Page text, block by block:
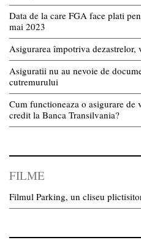
Data de la care FGA face plati
mai 2023
Asigurarea împotriva
Asiguratii nu au nevoie de
cutremurului
Cum functioneaza o asigurare
credit la Banca Transilvania?
FILME
Filmul Parking, un cliseu